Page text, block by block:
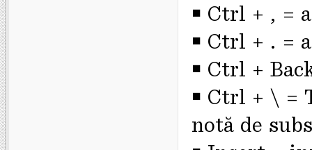
￭ Ctrl + , =
￭ Ctrl + . =
￭ Ctrl +
￭ Ctrl + \ =
notă de